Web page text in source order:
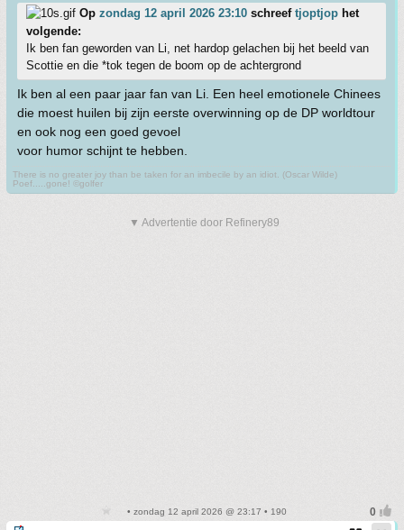
Op zondag 12 april 2026 23:10 schreef tjoptjop het
volgende:
Ik ben fan geworden van Li, net hardop gelachen bij het beeld van
Scottie en die *tok tegen de boom op de achtergrond
Ik ben al een paar jaar fan van Li. Een heel emotionele Chinees
die moest huilen bij zijn eerste overwinning op de DP worldtour
en ook nog een goed gevoel
voor humor schijnt te hebben.
There is no greater joy than be taken for an imbecile by an idiot. (Oscar Wilde)
Poef.....gone! ©golfer
▼ Advertentie door Refinery89
• zondag 12 april 2026 @ 23:17 • 190